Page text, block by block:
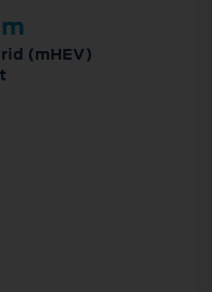
(mHEV)